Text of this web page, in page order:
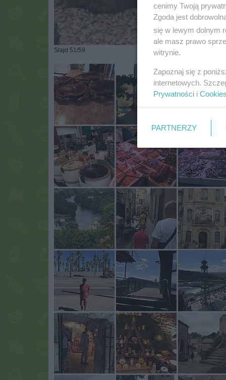
Slajd 51/59
cenimy Twoją
Zgoda jest
się w lewym dolnym
ale masz prawo
witrynie.
Zapoznaj się z
internetowych.
Prywatności i Cookies
PARTNERZY